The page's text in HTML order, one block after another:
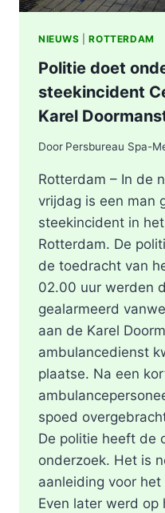
NIEUWS |ROTTERDAM
Politie doet
steekincident
Karel
Door Persbureau Spa-
Rotterdam – In de
vrijdag is een man
steekincident in
Rotterdam. De
de toedracht van
02.00 uur werden
gealarmeerd
aan de Karel
ambulancedienst
plaatse. Na een
spoed
De politie heeft de
onderzoek. Het is
aanleiding voor
Even later werd op